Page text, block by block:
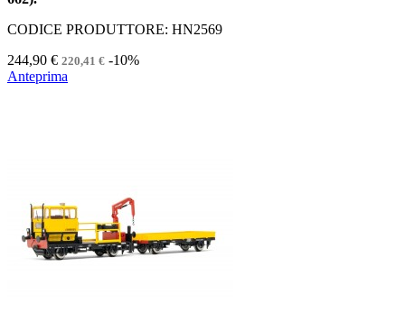
CODICE PRODUTTORE: HN2569
244,90 € 220,41 € -10%
Anteprima